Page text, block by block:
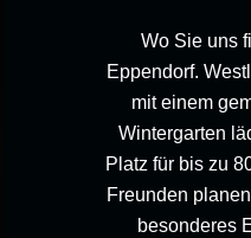
Wo Sie uns
Eppendorf.
mit einem
Wintergarten
Platz für bis zu
Freunden
besonderes